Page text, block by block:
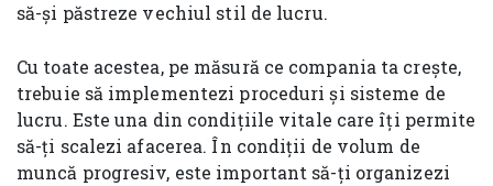
să-și păstreze vechiul stil de lucru.
Cu toate acestea, pe măsură ce compania ta crește,
trebuie să implementezi proceduri și sisteme de
lucru. Este una din condițiile vitale care îți permite
să-ți scalezi afacerea. În condiții de volum de
muncă progresiv, este important să-ți organizezi